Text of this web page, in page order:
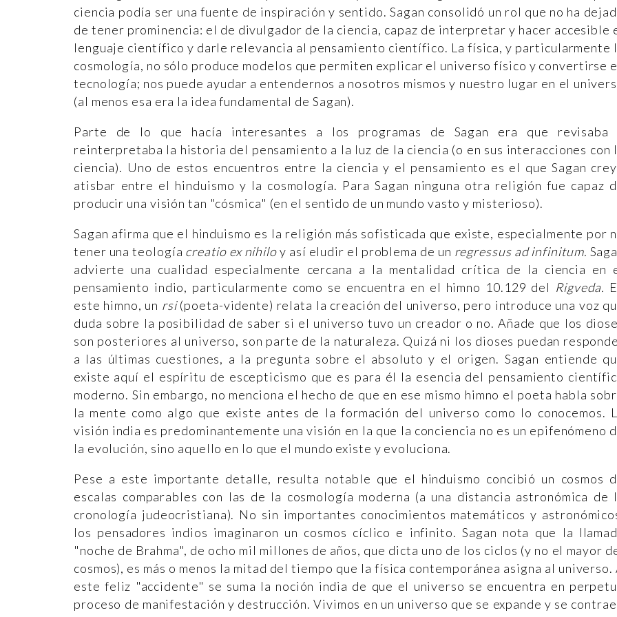
ciencia podía ser una fuente de inspiración y sentido. Sagan consolidó un rol que no ha
de tener prominencia: el de divulgador de la ciencia, capaz de interpretar y hacer accesible
lenguaje científico y darle relevancia al pensamiento científico. La física, y particularmente
cosmología, no sólo produce modelos que permiten explicar el universo físico y convertirse
tecnología; nos puede ayudar a entendernos a nosotros mismos y nuestro lugar en el
(al menos esa era la idea fundamental de Sagan).
Parte de lo que hacía interesantes a los programas de Sagan era que revisaba
reinterpretaba la historia del pensamiento a la luz de la ciencia (o en sus interacciones con
ciencia). Uno de estos encuentros entre la ciencia y el pensamiento es el que Sagan
atisbar entre el hinduismo y la cosmología. Para Sagan ninguna otra religión fue capaz
producir una visión tan "cósmica" (en el sentido de un mundo vasto y misterioso).
Sagan afirma que el hinduismo es la religión más sofisticada que existe, especialmente por
tener una teología creatio ex nihiloy así eludir el problema de un regressus ad infinitum.
advierte una cualidad especialmente cercana a la mentalidad crítica de la ciencia en
pensamiento indio, particularmente como se encuentra en el himno 10.129 del Rigveda.
este himno, un rsi(poeta-vidente) relata la creación del universo, pero introduce una voz
duda sobre la posibilidad de saber si el universo tuvo un creador o no. Añade que los
son posteriores al universo, son parte de la naturaleza. Quizá ni los dioses puedan
a las últimas cuestiones, a la pregunta sobre el absoluto y el origen. Sagan entiende
existe aquí el espíritu de escepticismo que es para él la esencia del pensamiento
moderno. Sin embargo, no menciona el hecho de que en ese mismo himno el poeta habla
la mente como algo que existe antes de la formación del universo como lo conocemos.
visión india es predominantemente una visión en la que la conciencia no es un epifenómeno
la evolución, sino aquello en lo que el mundo existe y evoluciona.
Pese a este importante detalle, resulta notable que el hinduismo concibió un cosmos
escalas comparables con las de la cosmología moderna (a una distancia astronómica de
cronología judeocristiana). No sin importantes conocimientos matemáticos y
los pensadores indios imaginaron un cosmos cíclico e infinito. Sagan nota que la
"noche de Brahma", de ocho mil millones de años, que dicta uno de los ciclos (y no el mayor
cosmos), es más o menos la mitad del tiempo que la física contemporánea asigna al universo.
este feliz "accidente" se suma la noción india de que el universo se encuentra en
proceso de manifestación y destrucción. Vivimos en un universo que se expande y se